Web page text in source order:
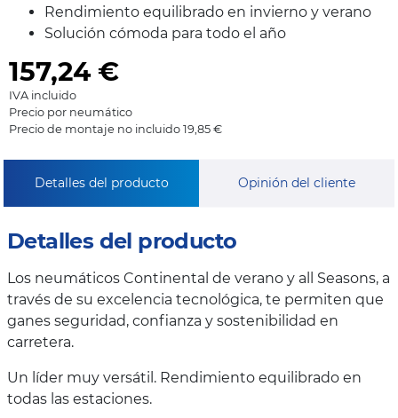
Rendimiento equilibrado en invierno y verano
Solución cómoda para todo el año
157,24€
IVA incluido
Precio por neumático
Precio de montaje no incluido 19,85 €
Detalles del producto Opinión del cliente
Detalles del producto
Los neumáticos Continental de verano y all Seasons, a
través de su excelencia tecnológica, te permiten que
ganes seguridad, confianza y sostenibilidad en
carretera.
Un líder muy versátil. Rendimiento equilibrado en
todas las estaciones.